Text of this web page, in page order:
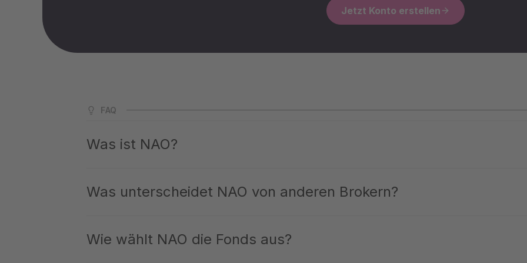
Jetzt Konto erstellen
FAQ
Was ist NAO?
– klar erklärt, professionell ausgewählt und ab 1 € zugänglich. Du investierst in Private Equity, Venture Capital,
die bisher nur Family Offices und Großinvestoren vorbehalten waren. Exklusiv in der Qualität. Inklusiv im Zugang.
Was unterscheidet NAO von anderen Brokern?
– ausschließlich institutionelle Qualität. Du investierst in Anlageklassen mit historisch attraktiven Renditechancen,
rund 14 % p.a. Zielrendite. Gleichzeitig profitierst Du von persönlichem Service: Unser Team ist werktags
Wie wählt NAO die Fonds aus?